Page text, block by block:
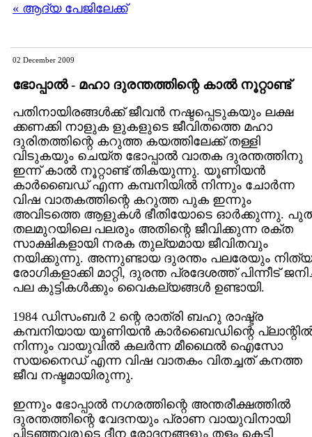
« ആദ്യ പേജിലേക്ക്
02 December 2009
ഭോപ്പാല്‍ - മഹാ ദുരന്തത്തിന്റെ കാല്‍ നൂറ്റാണ്ട്‌
പതിനായിരങ്ങള്‍ക്ക്‌ ജീവന്‍ നഷ്ടപ്പെടുകയും ലക്ഷ
ക്കണക്കി നാളുക ളുകളുടെ ജീവിതത്തെ മഹാ
ദുരിതത്തിന്റെ കറുത്ത കയത്തിലേക്ക്‌ തള്ളി
വിടുകയും ചെയ്ത ഭോപ്പാല്‍ വാതക ദുരന്തത്തിനു
ഇന്ന് കാല്‍ നൂറ്റാണ്ട്‌ തികയുന്നു. യൂണിയന്‍
കാര്‍ബൈഡ്‌ എന്ന കമ്പനിയില്‍ നിന്നും ചോര്‍ന്ന
വിഷ വാതകത്തിന്റെ കറുത്ത പുക ഇന്നും
അവിടത്തെ ആളുകള്‍ ഭീതിയോടെ ഓര്‍ക്കുന്നു.
തലമുറയിലെ പലരും അതിന്റെ ജീവിക്കുന്ന രക്ത
സാക്ഷികളായി നരക തുല്യമായ ജീവിതവും
നയിക്കുന്നു. അന്നുണ്ടായ ദുരന്തം പലരേയും നിത്യ
രോഗികളാക്കി മാറ്റി, ദുരന്ത പ്രദേശത്ത്‌ പിന്നീട്‌
പല കുട്ടികള്‍ക്കും വൈകല്യങ്ങള്‍ ഉണ്ടായി.
1984 ഡിസംബര്‍ 2 ന്റെ രാത്രി ബഹു രാഷ്ട്ര
കമ്പനിയായ യൂണിയന്‍ കാര്‍ബൈഡിന്റെ
നിന്നും വായുവില്‍ കലര്‍ന്ന മീഥൈല്‍ ഐസോ
സയനൈഡ്‌ എന്ന വിഷ വാതകം വിതച്ചത്‌ കനത്ത
ജീവ നഷ്ടമായിരുന്നു.
ഇന്നും ഭോപ്പാല്‍ നഗരത്തിന്റെ അന്തരീക്ഷത്തില്‍
ദുരന്തത്തിന്റെ വേദനയും പ്രാണ വായുവിനായി
പിടഞ്ഞവരുടെ ദീന രോദനങ്ങളും തളം കെട്ടി